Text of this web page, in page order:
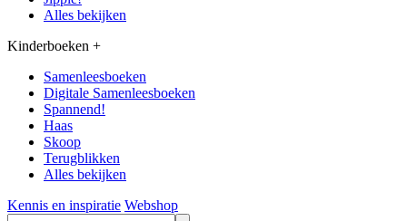
Alles bekijken
Kinderboeken +
Samenleesboeken
Digitale Samenleesboeken
Spannend!
Haas
Skoop
Terugblikken
Alles bekijken
Kennis en inspiratie Webshop